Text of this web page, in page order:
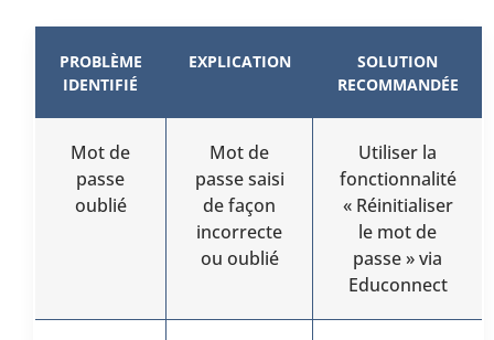
PROBLÈME
IDENTIFIÉ
EXPLICATION
SOLUTION
RECOMMANDÉE
Mot de
passe
oublié
Mot de
passe saisi
de façon
incorrecte
ou oublié
Utiliser la
fonctionnalité
« Réinitialiser
le mot de
passe » via
Educonnect